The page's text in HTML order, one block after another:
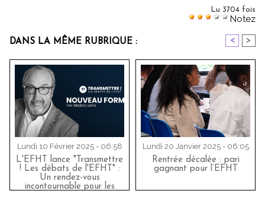
Lu 3704 fois
Notez
DANS LA MÊME RUBRIQUE : < >
Lundi 10 Février 2025 - 06:58
L'EFHT lance "Transmettre
! Les débats de l'EFHT" :
Un rendez-vous
incontournable pour les
Lundi 20 Janvier 2025 - 06:05
Rentrée décalée : pari
gagnant pour l’EFHT